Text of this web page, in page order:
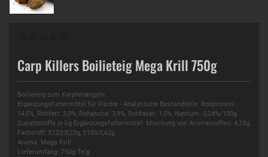
Carp Killers Boilieteig Mega Krill 750g
Boilieteig zum Karpfenangeln
Ergänzungsfuttermittel für Fische - Analytische Bestandteile: Rohprotein:
14,5%, Rohfett: 3,0%, Rohasche: 3,9%, Rohfaser: 1,5%, Natrium: 0,24%/100g
Zusatzstoffe je kg Ergänzungsfuttermittel: Mischung von Aromastoffen: 4,10g,
Farbstoff: E123:0,23g, E155:0,62g
Aroma: Mega Krill
Lieferumfang: 750g Teig